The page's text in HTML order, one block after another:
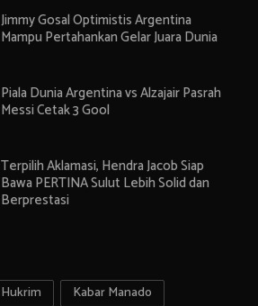
Jimmy Gosal Optimistis Argentina
Mampu Pertahankan Gelar Juara Dunia
Piala Dunia Argentina vs Alzajair Pasrah
Messi Cetak 3 Gool
Terpilih Aklamasi, Hendra Jacob Siap
Bawa PERTINA Sulut Lebih Solid dan
Berprestasi
Hukrim
Kabar Manado